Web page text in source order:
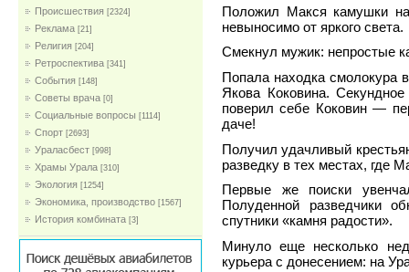
Проиcшествия [2324]
Реклама [21]
Религия [204]
Ретроспектива [341]
События [148]
Советы врача [0]
Социальные вопросы [1114]
Спорт [2693]
Ураласбест [998]
Храмы Урала [310]
Экология [1254]
Экономика, производство [1567]
История комбината [3]
Положил Макся камушки
невыносимо от яркого света.
Смекнул мужик: непростые
Попала находка смолокура
Якова Коковина.
поверил себе Коковин —
даче!
Получил удачливый
разведку в тех местах, где
Первые же поиски
Полуденной разведчики
спутники «камня радости».
Минуло еще несколько
курьера с донесением: на